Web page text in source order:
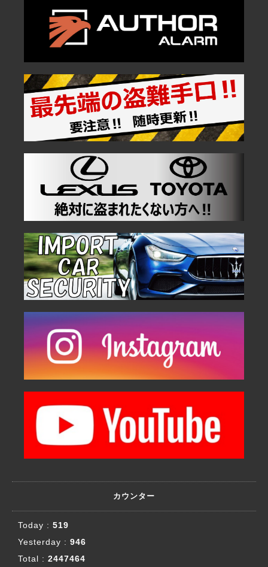
カウンター
Today : 519
Yesterday : 946
Total : 2447464